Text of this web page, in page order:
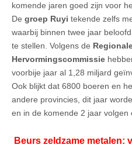
komende jaren goed zijn voor
De groep Ruyi tekende zelfs
waarbij binnen twee jaar
te stellen. Volgens de
Hervormingscommissie
voorbije jaar al 1,28 miljard
Ook blijkt dat 6800 boeren en
andere provincies, dit jaar
en in de komende 2 jaar volgen
Beurs zeldzame metalen: